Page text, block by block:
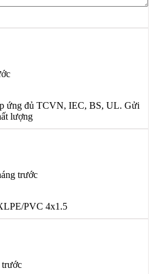
ứng đủ TCVN, IEC, BS, UL. Gửi
lượng
trước
PVC 4x1.5
trước